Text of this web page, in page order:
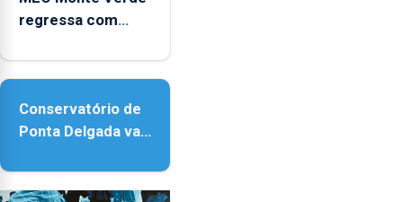
regressa com
acessibilidade
Conservatório de
Ponta Delgada vai
instrumentos